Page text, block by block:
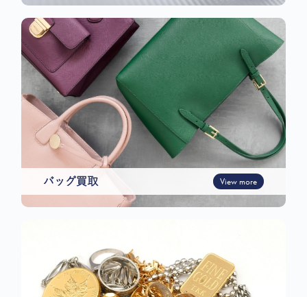
バッグ買取 View more